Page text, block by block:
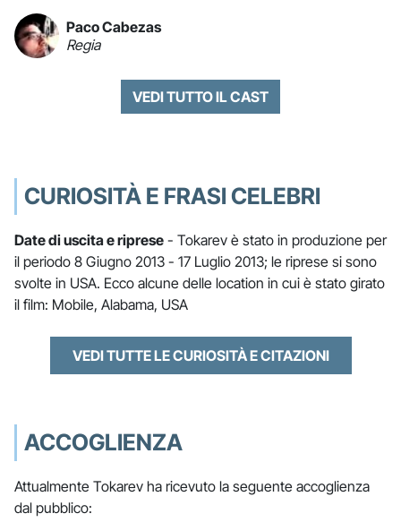
Paco Cabezas
Regia
VEDI TUTTO IL CAST
CURIOSITÀ E FRASI CELEBRI
Date di uscita e riprese - Tokarev è stato in produzione per
il periodo 8 Giugno 2013 - 17 Luglio 2013; le riprese si sono
svolte in USA. Ecco alcune delle location in cui è stato girato
il film: Mobile, Alabama, USA
VEDI TUTTE LE CURIOSITÀ E CITAZIONI
ACCOGLIENZA
Attualmente Tokarev ha ricevuto la seguente accoglienza
dal pubblico: